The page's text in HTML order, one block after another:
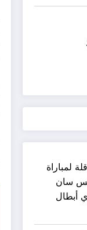
لمباراة
سان
أبطال